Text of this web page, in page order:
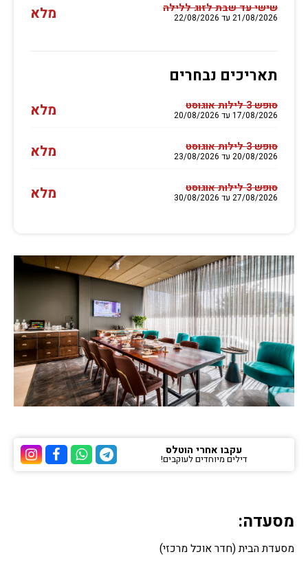
שישי עד שבת לזוג ללילה
21/08/2026 עד 22/08/2026 מלא
תאריכים נבחרים
סופש 3 לילות אוגוסט
17/08/2026 עד 20/08/2026 מלא
סופש 3 לילות אוגוסט
20/08/2026 עד 23/08/2026 מלא
סופש 3 לילות אוגוסט
27/08/2026 עד 30/08/2026 מלא
ערוץ ערוץ
ערוץ הוואטסאפ של
ערוץ הטלגרם של הוטלס
עקבו אחרי הוטלס
דילים מיוחדים לעוקבים!
מסעדה:
מסעדת הבית (חדר אוכל מרכזי)